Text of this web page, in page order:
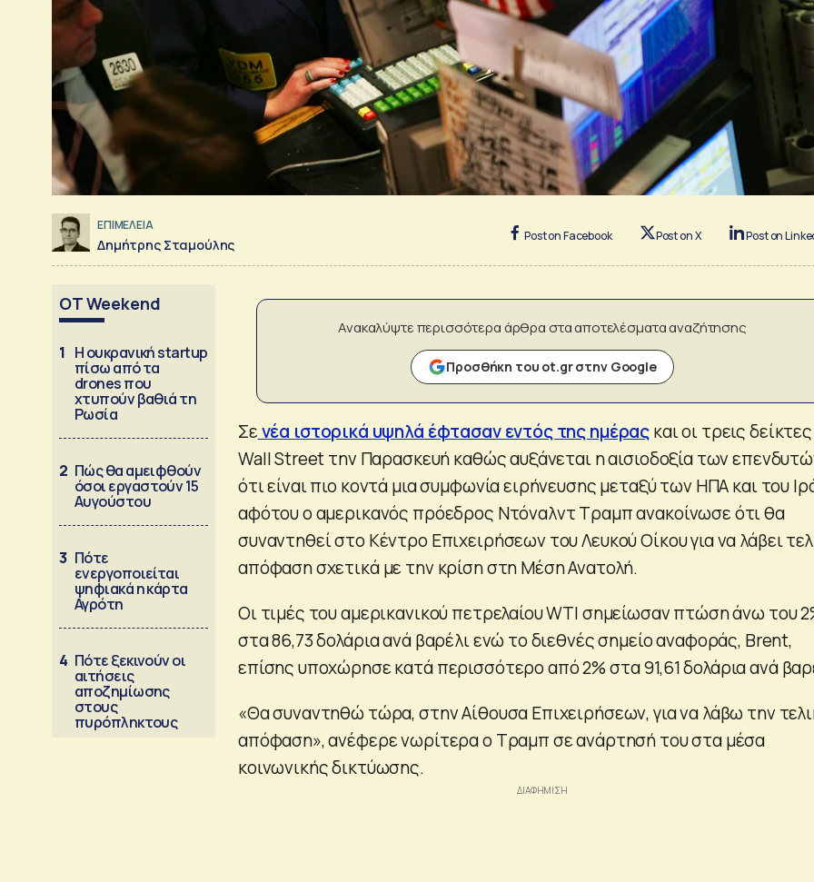
ΕΠΙΜΕΛΕΙΑ
Δημήτρης Σταμούλης
Post on Facebook Post on X Post on
OT Weekend
1 Η ουκρανική startup
πίσω από τα
drones που
χτυπούν βαθιά τη
Ρωσία
2 Πώς θα αμειφθούν
όσοι εργαστούν 15
Αυγούστου
3 Πότε
ενεργοποιείται
ψηφιακά η κάρτα
Αγρότη
4 Πότε ξεκινούν οι
αιτήσεις
αποζημίωσης
στους
πυρόπληκτους
Ανακαλύψτε περισσότερα άρθρα στα αποτελέσματα αναζήτησης
Προσθήκη του ot.gr στην Google
Σενέα ιστορικά υψηλά έφτασαν εντός της ημέραςκαι οι τρεις
Wall Street την Παρασκευή καθώς αυξάνεται η αισιοδοξία των
ότι είναι πιο κοντά μια συμφωνία ειρήνευσης μεταξύ των ΗΠΑ και του
αφότου ο αμερικανός πρόεδρος Ντόναλντ Τραμπ ανακοίνωσε ότι θα
συναντηθεί στο Κέντρο Επιχειρήσεων του Λευκού Οίκου για να λάβει
απόφαση σχετικά με την κρίση στη Μέση Ανατολή.
Οι τιμές του αμερικανικού πετρελαίου WTI σημείωσαν πτώση άνω του
στα 86,73 δολάρια ανά βαρέλι ενώ το διεθνές σημείο αναφοράς, Brent,
επίσης υποχώρησε κατά περισσότερο από 2% στα 91,61 δολάρια ανά
«Θα συναντηθώ τώρα, στην Αίθουσα Επιχειρήσεων, για να λάβω την
απόφαση», ανέφερε νωρίτερα ο Τραμπ σε ανάρτησή του στα μέσα
κοινωνικής δικτύωσης.